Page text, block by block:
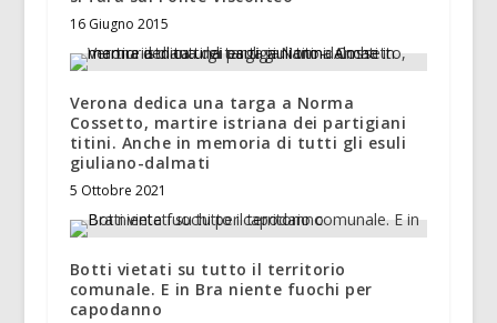
16 Giugno 2015
Verona dedica una targa a Norma
Cossetto, martire istriana dei partigiani
titini. Anche in memoria di tutti gli esuli
giuliano-dalmati
5 Ottobre 2021
Botti vietati su tutto il territorio
comunale. E in Bra niente fuochi per
capodanno